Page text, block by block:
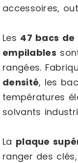
accessoires,
Les 47 bacs
empilables
rangées.
densité, les
températures
solvants
La plaque
ranger des